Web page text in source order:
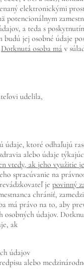
elektronickými
potencionálnym
a teda s
jej osobné
Dotknutá osoba má v
udelila,
ktoré odhaľujú
alebo údaje
vtedy, ak jeho využitie
spracúvanie na
je povinný
chrániť,
má právo na to, aby
údajov.
ak
údajov
alebo